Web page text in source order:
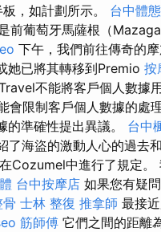
，如計劃所示。 台中體
前葡萄牙馬薩根（
下午，我們前往傳奇的
她已將其轉移到Premio 按
不能將客戶個人數據
會限制客戶個人數據的處
的準確性提出異議。 台中
海盜的激動人心的過去
Cozumel中進行了規定
台中按摩店 如果您有疑
士林 整復 推拿師 最接
筋師傅 它們之間的距離